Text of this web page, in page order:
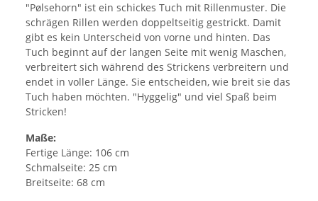
"Pølsehorn" ist ein schickes Tuch mit Rillenmuster. Die
schrägen Rillen werden doppeltseitig gestrickt. Damit
gibt es kein Unterscheid von vorne und hinten. Das
Tuch beginnt auf der langen Seite mit wenig Maschen,
verbreitert sich während des Strickens verbreitern und
endet in voller Länge. Sie entscheiden, wie breit sie das
Tuch haben möchten. "Hyggelig" und viel Spaß beim
Stricken!
Maße:
Fertige Länge: 106 cm
Schmalseite: 25 cm
Breitseite: 68 cm